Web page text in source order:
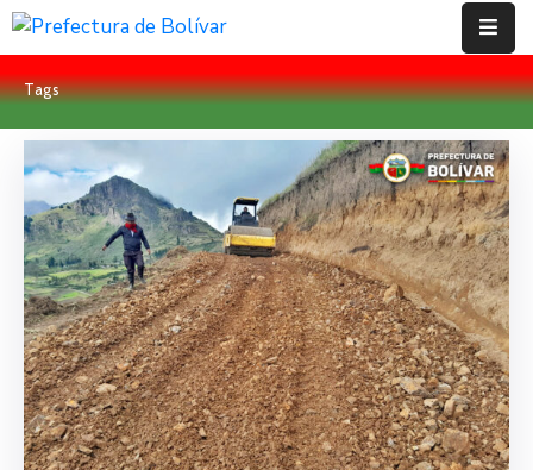
Inicio
Institución
Bolívar
Proyectos
Rendición
De
Cuentas
Transparencia
Tags